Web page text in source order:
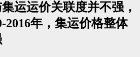
运运价关联度并不强，
2016年，集运价格整体